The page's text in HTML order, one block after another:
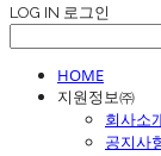
LOG IN 로그인
HOME
지원정보㈜
회사소
공지사